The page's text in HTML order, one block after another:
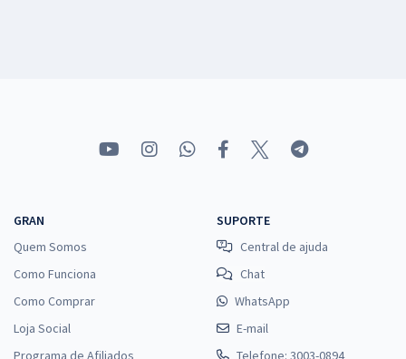
GRAN
Quem Somos
Como Funciona
Como Comprar
Loja Social
Programa de Afiliados
SUPORTE
Central de ajuda
Chat
WhatsApp
E-mail
Telefone: 3003-0894